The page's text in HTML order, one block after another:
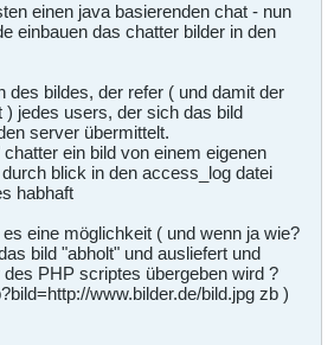
einen java basierenden chat - nun
einbauen das chatter bilder in den
des bildes, der refer ( und damit der
jedes users, der sich das bild
server übermittelt.
ein bild von einem eigenen
blick in den access_log datei
habhaft
eine möglichkeit ( und wenn ja wie?
bild "abholt" und ausliefert und
PHP scriptes übergeben wird ?
www.bilder.de/bild.jpg zb )